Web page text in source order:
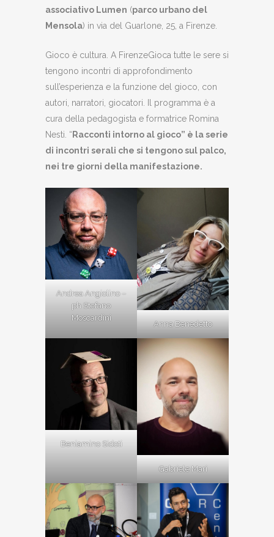
associativo Lumen (parco urbano del
Mensola) in via del Guarlone, 25, a Firenze.
Gioco è cultura. A FirenzeGioca tutte le sere si
tengono incontri di approfondimento
sull’esperienza e la funzione del gioco, con
autori, narratori, giocatori. Il programma è a
cura della pedagogista e formatrice Romina
Nesti. “ Racconti intorno al gioco” è la serie
di incontri serali che si tengono sul palco,
nei tre giorni della manifestazione.
Andrea Angiolino –
ph Stefano
Moscardini
Anna Benedetto
Beniamino Sidoti
Gabriele Mari